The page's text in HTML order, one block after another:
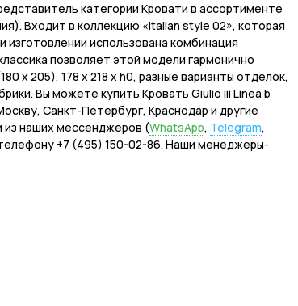
категории Кровати в ассортименте
Входит в коллекцию «Italian style 02», которая
использована комбинация
позволяет этой модели гармонично
x 205), 178 x 218 x h0, разные варианты отделок,
Вы можете купить Кровать Giulio iii Linea b
Санкт-Петербург, Краснодар и другие
из наших мессенджеров (WhatsApp, Telegram,
+7 (495) 150-02-86. Наши менеджеры-